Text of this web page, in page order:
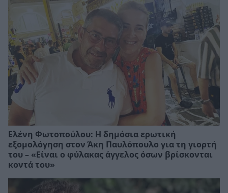
Ελένη Φωτοπούλου: Η δημόσια ερωτική
εξομολόγηση στον Άκη Παυλόπουλο για τη γιορτή
του – «Είναι ο φύλακας άγγελος όσων βρίσκονται
κοντά του»